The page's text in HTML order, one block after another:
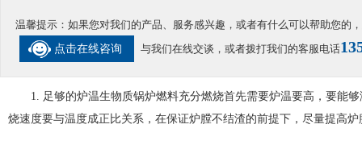
温馨提示： 如果您对我们的产品、服务感兴趣，或者有什么可以帮助您的
点击在线咨询
与我们在线交谈，或者拨打我们的客服电话
1. 足够的炉温生物质锅炉燃料充分燃烧首先需要炉温要高，要能够
烧速度要与温度成正比关系，在保证炉膛不结渣的前提下，尽量提高炉